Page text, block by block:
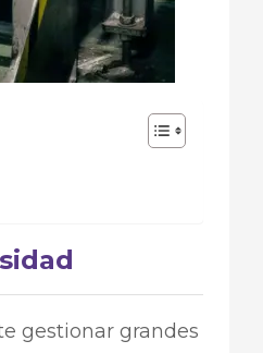
gestionar grandes